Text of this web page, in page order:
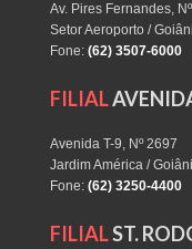
Av. Pires Fernandes,
Setor Aeroporto /
Fone: (62) 3507-6000
FILIAL
Avenida T-9, Nº 2697
Jardim América /
Fone: (62) 3250-4400
FILIALST.